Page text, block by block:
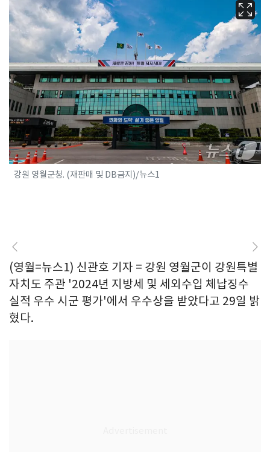
강원 영월군청. (재판매 및 DB금지)/뉴스1
(영월=뉴스1) 신관호 기자 = 강원 영월군이 강원특별
자치도 주관 '2024년 지방세 및 세외수입 체납징수
실적 우수 시군 평가'에서 우수상을 받았다고 29일 밝
혔다.